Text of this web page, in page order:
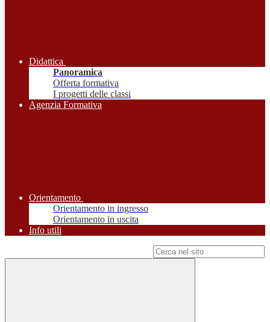
Didattica
Panoramica
Offerta formativa
I progetti delle classi
Agenzia Formativa
Orientamento
Orientamento in ingresso
Orientamento in uscita
Info utili